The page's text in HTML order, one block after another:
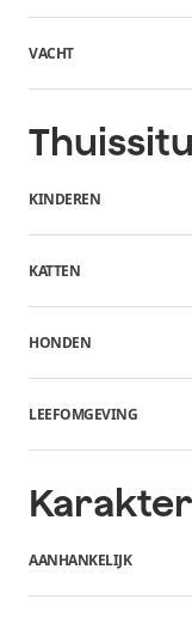
VACHT
KINDEREN
KATTEN
HONDEN
LEEFOMGEVING
Karakter
AANHANKELIJK